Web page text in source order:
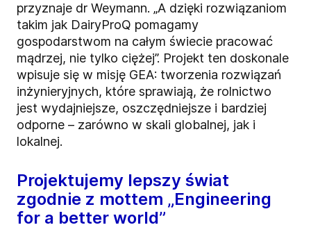
przyznaje dr Weymann. „A dzięki rozwiązaniom
takim jak DairyProQ pomagamy
gospodarstwom na całym świecie pracować
mądrzej, nie tylko ciężej”. Projekt ten doskonale
wpisuje się w misję GEA: tworzenia rozwiązań
inżynieryjnych, które sprawiają, że rolnictwo
jest wydajniejsze, oszczędniejsze i bardziej
odporne – zarówno w skali globalnej, jak i
lokalnej.
Projektujemy lepszy świat
zgodnie z mottem „Engineering
for a better world”